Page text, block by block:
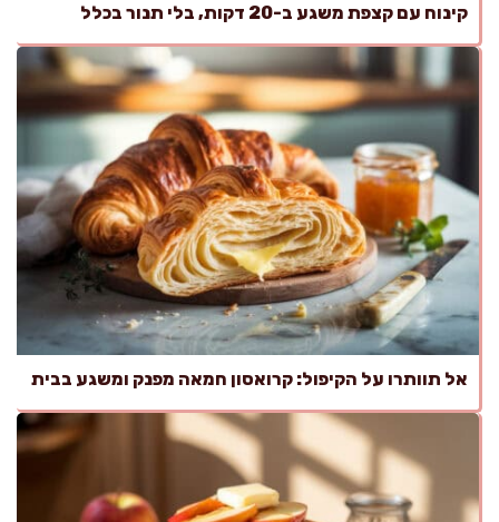
קינוח עם קצפת משגע ב-20 דקות, בלי תנור בכלל
אל תוותרו על הקיפול: קרואסון חמאה מפנק ומשגע בבית